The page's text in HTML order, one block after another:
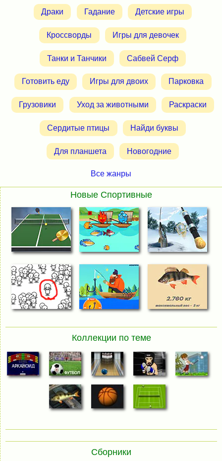
Драки Гадание Детские игры
Кроссворды Игры для девочек
Танки и Танчики Сабвей Серф
Готовить еду Игры для двоих Парковка
Грузовики Уход за животными Раскраски
Сердитые птицы Найди буквы
Для планшета Новогодние
Все жанры
Новые Спортивные
Коллекции по теме
Сборники